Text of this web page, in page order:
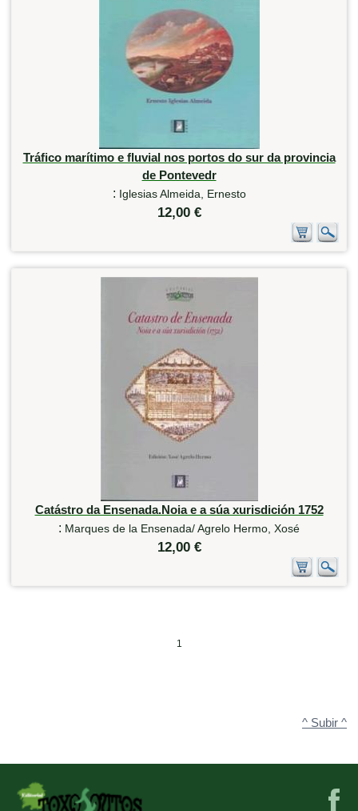
Tráfico marítimo e fluvial nos portos do sur da provincia
de Pontevedr
: Iglesias Almeida, Ernesto
12,00 €
Catástro da Ensenada.Noia e a súa xurisdición 1752
: Marques de la Ensenada/ Agrelo Hermo, Xosé
12,00 €
1
^ Subir ^